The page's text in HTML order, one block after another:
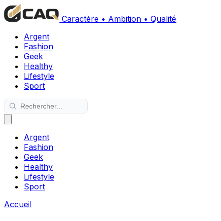
Caractère • Ambition • Qualité
Argent
Fashion
Geek
Healthy
Lifestyle
Sport
Argent
Fashion
Geek
Healthy
Lifestyle
Sport
Accueil